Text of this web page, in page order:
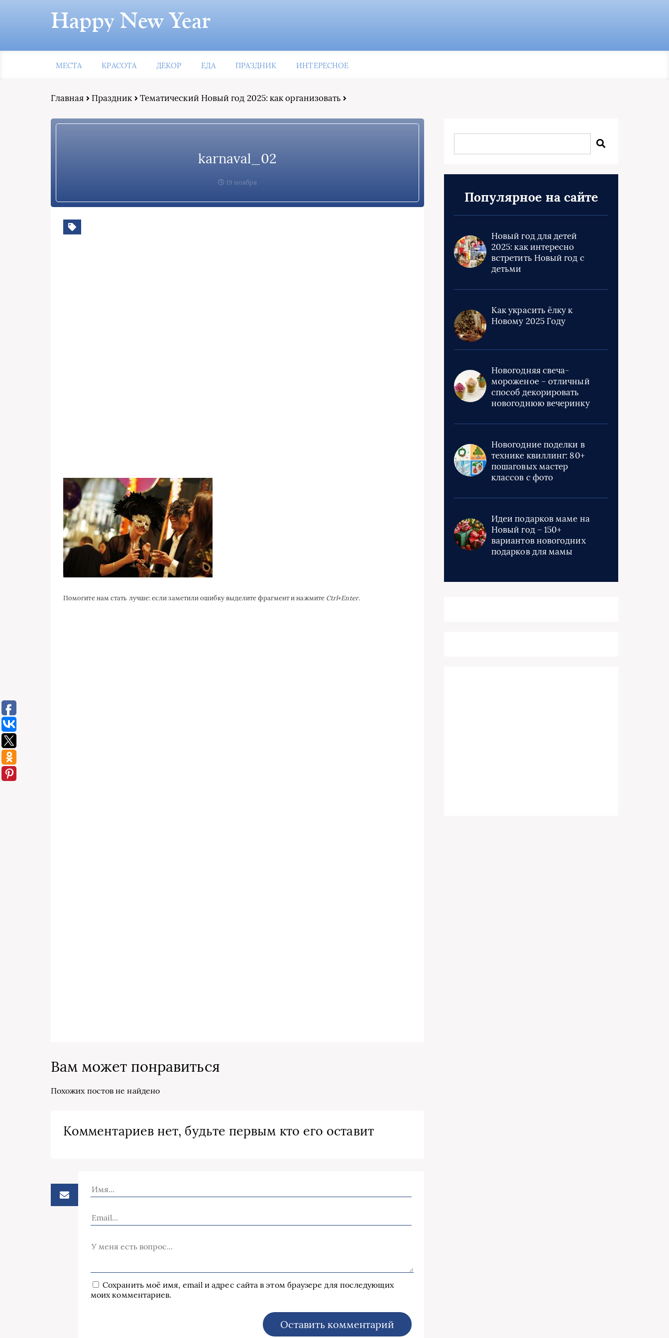
Happy New Year
МЕСТА КРАСОТА ДЕКОР ЕДА ПРАЗДНИК ИНТЕРЕСНОЕ
Главная Праздник Тематический Новый год 2025: как организовать
karnaval_02
19 ноября
Помогите нам стать лучше: если заметили ошибку выделите фрагмент и нажмите Ctrl+Enter.
Вам может понравиться
Похожих постов не найдено
Комментариев нет, будьте первым кто его оставит
Сохранить моё имя, email и адрес сайта в этом браузере для последующих
моих комментариев.
Популярное на сайте
Новый год для детей
2025: как интересно
встретить Новый год с
детьми
Как украсить ёлку к
Новому 2025 Году
Новогодняя свеча-
мороженое – отличный
способ декорировать
новогоднюю вечеринку
Новогодние поделки в
технике квиллинг: 80+
пошаговых мастер
классов с фото
Идеи подарков маме на
Новый год – 150+
вариантов новогодних
подарков для мамы